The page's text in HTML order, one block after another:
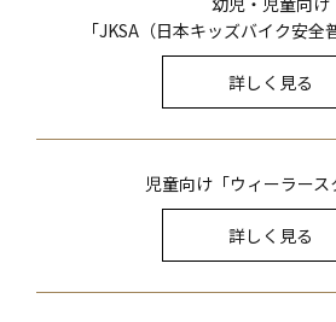
「JKSA（日本キッズバイク安全
詳しく見る
児童向け「ウィーラース
詳しく見る